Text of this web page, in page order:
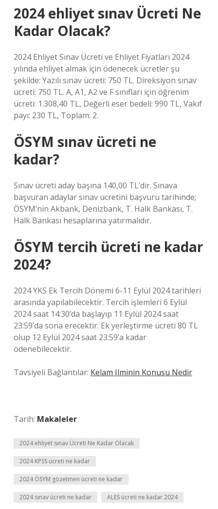
2024 ehliyet sınav Ücreti Ne
Kadar Olacak?
2024 Ehliyet Sınav Ücreti ve Ehliyet Fiyatları 2024
yılında ehliyet almak için ödenecek ücretler şu
şekilde: Yazılı sınav ücreti: 750 TL. Direksiyon sınav
ücreti: 750 TL. A, A1, A2 ve F sınıfları için öğrenim
ücreti: 1.308,40 TL, Değerli eser bedeli: 990 TL, Vakıf
payı: 230 TL, Toplam: 2.
ÖSYM sınav ücreti ne
kadar?
Sınav ücreti aday başına 140,00 TL’dir. Sınava
başvuran adaylar sınav ücretini başvuru tarihinde;
ÖSYM’nin Akbank, Denizbank, T. Halk Bankası, T.
Halk Bankası hesaplarına yatırmalıdır.
ÖSYM tercih ücreti ne kadar
2024?
2024 YKS Ek Tercih Dönemi 6-11 Eylül 2024 tarihleri ​​
arasında yapılabilecektir. Tercih işlemleri 6 Eylül
2024 saat 14:30’da başlayıp 11 Eylül 2024 saat
23:59’da sona erecektir. Ek yerleştirme ücreti 80 TL
olup 12 Eylül 2024 saat 23:59’a kadar
ödenebilecektir.
Tavsiyeli Bağlantılar: Kelam Ilminin Konusu Nedir
Tarih: Makaleler
2024 ehliyet sınav Ücreti Ne Kadar Olacak
2024 KPSS ücreti ne kadar
2024 ÖSYM gözetmen ücreti ne kadar
2024 sınav ücreti ne kadar ALES ücreti ne kadar 2024